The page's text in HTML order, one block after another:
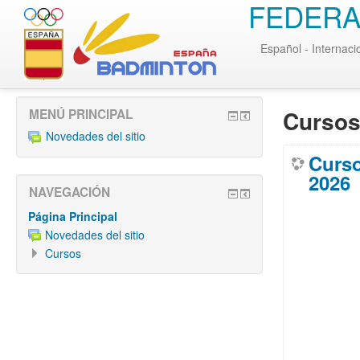
Español -
2026
MENÚ PRINCIPAL
Novedades del sitio
NAVEGACIÓN
Página Principal
Novedades del sitio
Cursos